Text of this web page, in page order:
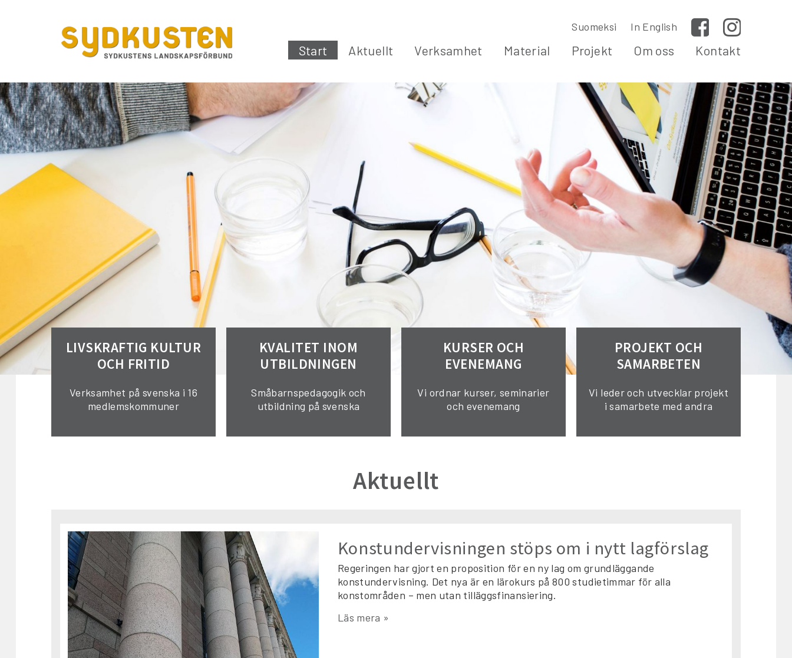
Suomeksi In English Facebook
Start Aktuellt Verksamhet Material Projekt Om oss Kontakt
LIVSKRAFTIG KULTUR
OCH FRITID
Verksamhet på svenska i 16
medlemskommuner
KVALITET INOM
UTBILDNINGEN
Småbarnspedagogik och
utbildning på svenska
KURSER OCH
EVENEMANG
Vi ordnar kurser, seminarier
och evenemang
PROJEKT OCH
SAMARBETEN
Vi leder och utvecklar projekt
i samarbete med andra
Aktuellt
Konstundervisningen stöps om i nytt lagförslag
Regeringen har gjort en proposition för en ny lag om grundläggande
konstundervisning. Det nya är en lärokurs på 800 studietimmar för alla
konstområden – men utan tilläggsfinansiering.
Läs mera »